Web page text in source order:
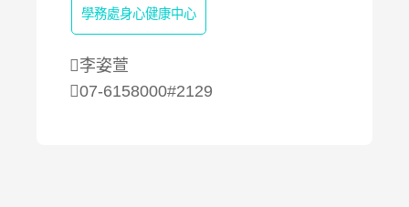
學務處身心健康中心
李姿萱
07-6158000#2129